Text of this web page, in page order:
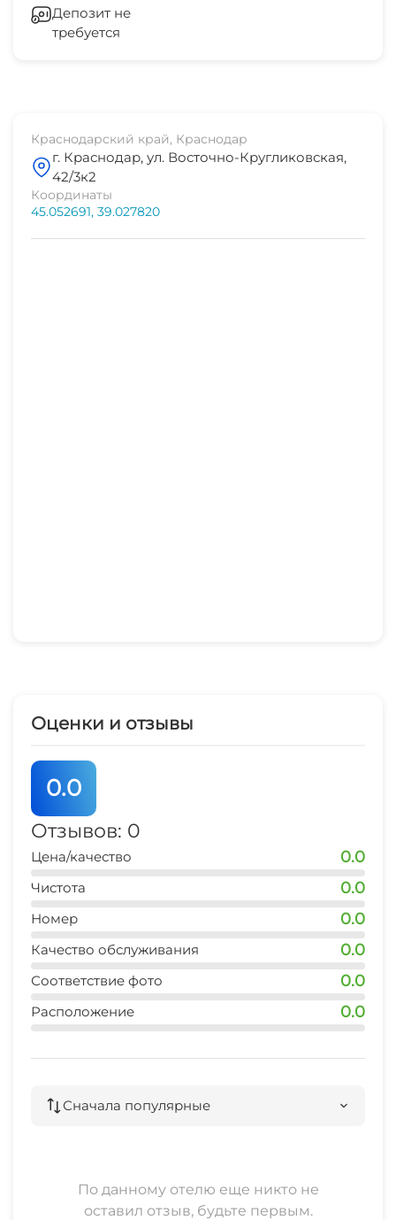
Стиральная машина
СВЧ
Депозит не
требуется
Краснодарский край, Краснодар
г. Краснодар, ул. Восточно-Кругликовская,
42/3к2
Координаты
45.052691, 39.027820
Оценки и отзывы
0.0
Отзывов: 0
Цена/качество 0.0
Чистота 0.0
Номер 0.0
Качество обслуживания 0.0
Соответствие фото 0.0
Расположение 0.0
Сначала популярные
По данному отелю еще никто не
оставил отзыв, будьте первым.